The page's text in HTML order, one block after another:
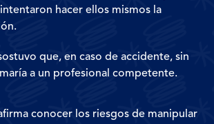
hacer ellos mismos la
que, en caso de accidente, sin
a un profesional competente.
conocer los riesgos de manipular